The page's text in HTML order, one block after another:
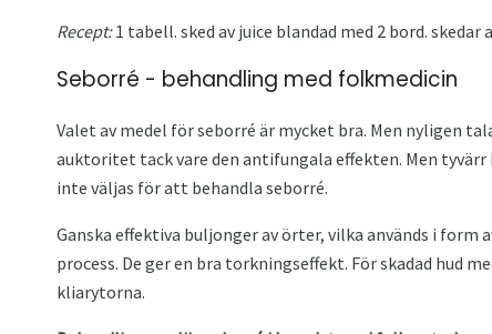
Recept:1 tabell. sked av juice blandad med 2 bord.
Seborré - behandling med folkmedicin
Valet av medel för seborré är mycket bra. Men nyligen
auktoritet tack vare den antifungala effekten. Men
inte väljas för att behandla seborré.
Ganska effektiva buljonger av örter, vilka används i
process. De ger en bra torkningseffekt. För skadad hud
kliarytorna.